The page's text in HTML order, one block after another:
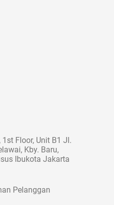
Floor, Unit B1 Jl.
Kby. Baru,
Ibukota Jakarta
Pelanggan